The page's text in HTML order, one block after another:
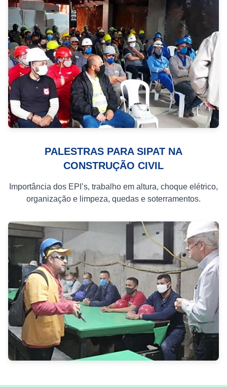
PALESTRAS PARA SIPAT NA
CONSTRUÇÃO CIVIL
Importância dos EPI’s, trabalho em altura, choque elétrico,
organização e limpeza, quedas e soterramentos.